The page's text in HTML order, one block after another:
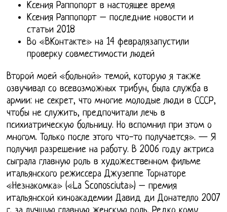
Ксения Раппопорт в настоящее время
Ксения Раппопорт – последние новости и
статьи 2018
Во «ВКонтакте» на 14 февралязапустили
проверку совместимости людей
Второй моей «больной» темой, которую я также
озвучивал со всевозможных трибун, была служба в
армии: не секрет, что многие молодые люди в СССР,
чтобы не служить, предпочитали лечь в
психиатрическую больницу. Но вспомнил при этом о
многом. Только после этого что-то получается». — Я
получил разрешение на работу. В 2006 году актриса
сыграла главную роль в художественном фильме
итальянского режиссера Джузеппе Торнаторе
«Незнакомка» («La Sconosciuta») – премия
итальянской киноакадемии Давид ди Донателло 2007